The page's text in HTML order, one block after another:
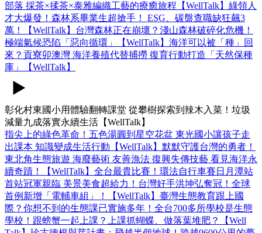
部落 採茶×揉茶×泰雅編織工藝的療癒旅程【WellTalk】 綠領人
才大爆發！森林系畢業生超搶手！ ESG、碳盤查職缺狂飆3
萬！【WellTalk】 台灣森林正在崩壞？淺山森林破碎化危機！
極端氣候恐陷「惡向循環」【WellTalk】 海洋可以被「種」回
來？貢寮卯澳灣 海洋養殖代替捕撈 復育行動打造「天然保種
庫」【WellTalk】
彰化村東國小用體驗翻轉課堂 從攀樹探索到辣木入菜！垃圾
減量九成落實永續生活【WellTalk】
指尖上的綠色革命！五色湯圓到星空花盆 東光國小讓孩子走
出課本 知識變成生活行動【WellTalk】 默默守護台灣的勇者！
東北角生態旅遊 海廢藝術 友善漁法 復興失傳技藝 看見海洋永
續奇蹟！【WellTalk】 全台最貴比賽！環法自行車賽日月潭站
首站冠軍親臨 美景美食超給力！台灣好手洪坤弘奪冠！全球
首例新增「電輔車組」！【WellTalk】 臺灣生態教育跟上國
際？你想不到的生態課已實施多年！全台700多所學校是生態
學校！跟螃蟹一起上課？上課抓蝴蝶、做落葉堆肥？【Well